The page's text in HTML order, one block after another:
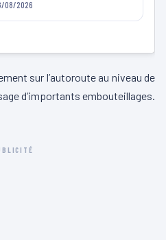
08/2026
sur l’autoroute au niveau de
d’importants embouteillages.